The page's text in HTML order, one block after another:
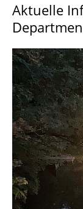
Aktuelle